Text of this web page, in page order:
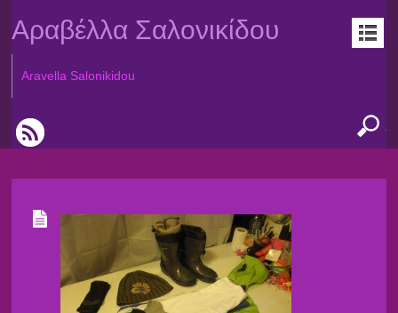
Αραβέλλα Σαλονικίδου
Aravella Salonikidou